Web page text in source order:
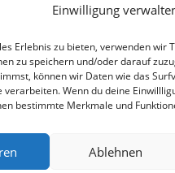
Einwilligung
Erlebnis zu bieten, verwenden wir
zu speichern und/oder darauf
können wir Daten wie das
verarbeiten. Wenn du deine
bestimmte Merkmale und
Ablehnen